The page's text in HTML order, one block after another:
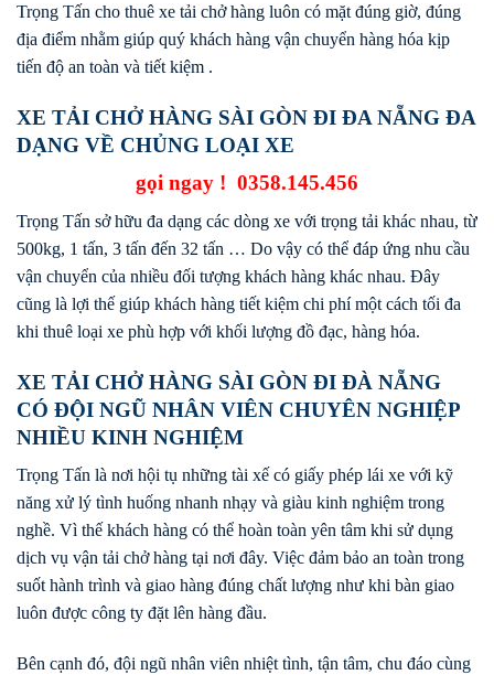
Trọng Tấn cho thuê xe tải chở hàng luôn có mặt đúng giờ, đúng
địa điểm nhằm giúp quý khách hàng vận chuyển hàng hóa kịp
tiến độ an toàn và tiết kiệm .
XE TẢI CHỞ HÀNG SÀI GÒN ĐI ĐA NẴNG ĐA
DẠNG VỀ CHỦNG LOẠI XE
gọi ngay ! 0358.145.456
Trọng Tấn sở hữu đa dạng các dòng xe với trọng tải khác nhau, từ
500kg, 1 tấn, 3 tấn đến 32 tấn … Do vậy có thể đáp ứng nhu cầu
vận chuyển của nhiều đối tượng khách hàng khác nhau. Đây
cũng là lợi thế giúp khách hàng tiết kiệm chi phí một cách tối đa
khi thuê loại xe phù hợp với khối lượng đồ đạc, hàng hóa.
XE TẢI CHỞ HÀNG SÀI GÒN ĐI ĐÀ NẴNG
CÓ ĐỘI NGŨ NHÂN VIÊN CHUYÊN NGHIỆP
NHIỀU KINH NGHIỆM
Trọng Tấn là nơi hội tụ những tài xế có giấy phép lái xe với kỹ
năng xử lý tình huống nhanh nhạy và giàu kinh nghiệm trong
nghề. Vì thế khách hàng có thể hoàn toàn yên tâm khi sử dụng
dịch vụ vận tải chở hàng tại nơi đây. Việc đảm bảo an toàn trong
suốt hành trình và giao hàng đúng chất lượng như khi bàn giao
luôn được công ty đặt lên hàng đầu.
Bên cạnh đó, đội ngũ nhân viên nhiệt tình, tận tâm, chu đáo cùng